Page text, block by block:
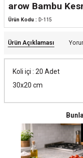
arow Bambu
Ürün Kodu : D-115
Ürün Açıklaması
Koli içi : 20 Adet
30x20 cm